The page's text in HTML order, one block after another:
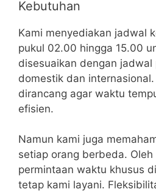
Kebutuhan
Kami menyediakan jadwal
pukul 02.00 hingga 15.00
disesuaikan dengan jadwal
domestik dan
dirancang agar waktu
efisien.
Namun kami juga
setiap orang berbeda.
permintaan waktu khusus
tetap kami layani.